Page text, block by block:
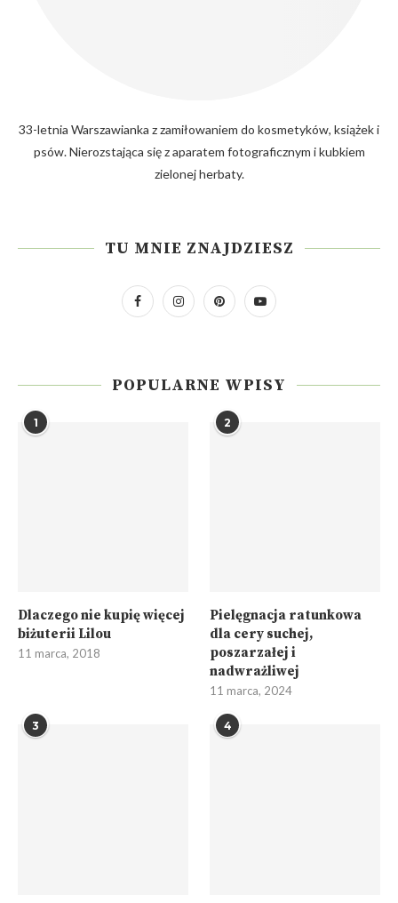
33-letnia Warszawianka z zamiłowaniem do kosmetyków, książek i
psów. Nierozstająca się z aparatem fotograficznym i kubkiem
zielonej herbaty.
TU MNIE ZNAJDZIESZ
POPULARNE WPISY
1
Dlaczego nie kupię więcej
biżuterii Lilou
11 marca, 2018
2
Pielęgnacja ratunkowa
dla cery suchej,
poszarzałej i
nadwrażliwej
11 marca, 2024
3 4